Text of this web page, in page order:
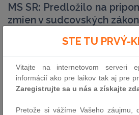
MS SR: Predložilo na
zmien v sudcovských
Sudcovské prostredie prejde zmenami.
(MS) SR pod vedením Lucie
zákonoch. Rieši najmä tri základné
výber sudcov, profesionálne
práce sudcov a tiež dohľad Súdnej
STE TU PRVÝ-
Vitajte na internetovom serveri
informácií ako pre laikov tak aj pre
Zaregistrujte sa u nás a získajte
Pretože si vážíme Vašeho záujmu,